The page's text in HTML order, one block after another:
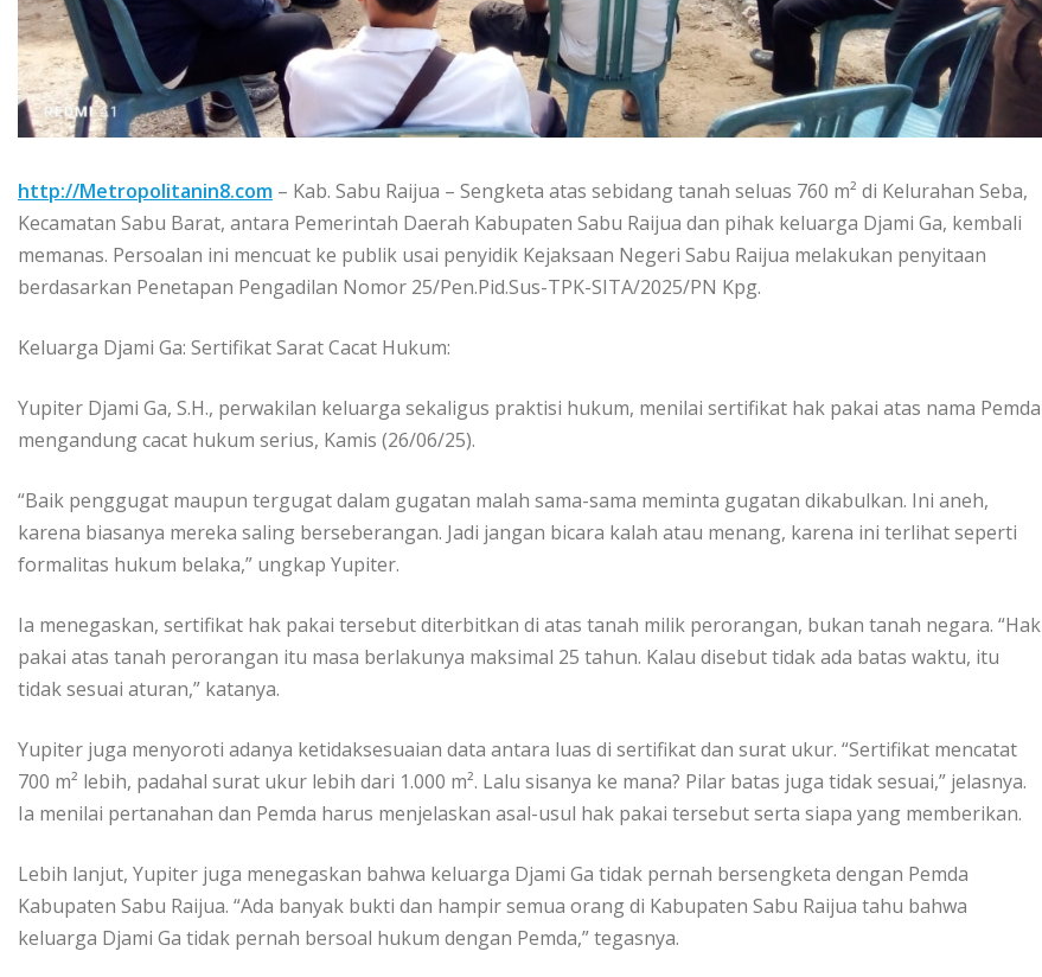
http://Metropolitanin8.com – Kab. Sabu Raijua – Sengketa atas sebidang tanah seluas 760 m² di Kelurahan Seba,
Kecamatan Sabu Barat, antara Pemerintah Daerah Kabupaten Sabu Raijua dan pihak keluarga Djami Ga, kembali
memanas. Persoalan ini mencuat ke publik usai penyidik Kejaksaan Negeri Sabu Raijua melakukan penyitaan
berdasarkan Penetapan Pengadilan Nomor 25/Pen.Pid.Sus-TPK-SITA/2025/PN Kpg.
Keluarga Djami Ga: Sertifikat Sarat Cacat Hukum:
Yupiter Djami Ga, S.H., perwakilan keluarga sekaligus praktisi hukum, menilai sertifikat hak pakai atas nama Pemda
mengandung cacat hukum serius, Kamis (26/06/25).
“Baik penggugat maupun tergugat dalam gugatan malah sama-sama meminta gugatan dikabulkan. Ini aneh,
karena biasanya mereka saling berseberangan. Jadi jangan bicara kalah atau menang, karena ini terlihat seperti
formalitas hukum belaka,” ungkap Yupiter.
Ia menegaskan, sertifikat hak pakai tersebut diterbitkan di atas tanah milik perorangan, bukan tanah negara. “Hak
pakai atas tanah perorangan itu masa berlakunya maksimal 25 tahun. Kalau disebut tidak ada batas waktu, itu
tidak sesuai aturan,” katanya.
Yupiter juga menyoroti adanya ketidaksesuaian data antara luas di sertifikat dan surat ukur. “Sertifikat mencatat
700 m² lebih, padahal surat ukur lebih dari 1.000 m². Lalu sisanya ke mana? Pilar batas juga tidak sesuai,” jelasnya.
Ia menilai pertanahan dan Pemda harus menjelaskan asal-usul hak pakai tersebut serta siapa yang memberikan.
Lebih lanjut, Yupiter juga menegaskan bahwa keluarga Djami Ga tidak pernah bersengketa dengan Pemda
Kabupaten Sabu Raijua. “Ada banyak bukti dan hampir semua orang di Kabupaten Sabu Raijua tahu bahwa
keluarga Djami Ga tidak pernah bersoal hukum dengan Pemda,” tegasnya.